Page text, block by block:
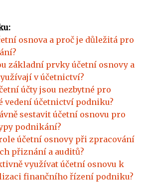
osnova a proč je důležitá pro
základní prvky účetní osnovy a
v účetnictví?
účty jsou nezbytné pro
vedení účetnictví podniku?
sestavit účetní osnovu pro
podnikání?
účetní osnovy při zpracování
přiznání a auditů?
využívat účetní osnovu k
finančního řízení podniku?